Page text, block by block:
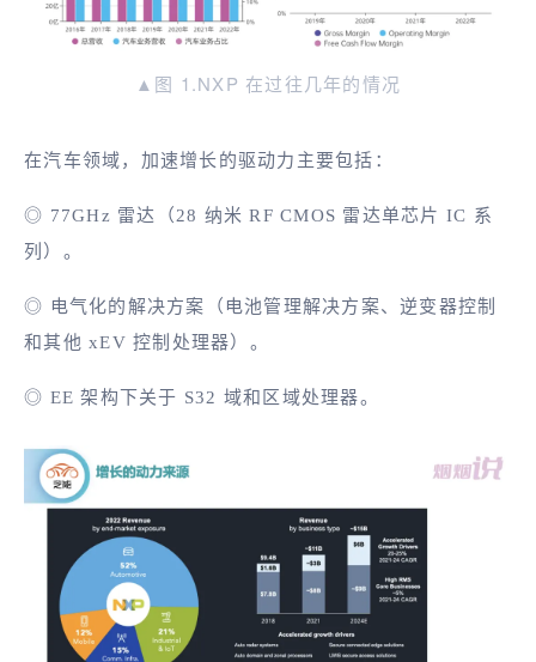
▲图 1.NXP 在过往几年的情况
在汽车领域，加速增长的驱动力主要包括：
◎ 77GHz 雷达（28 纳米 RF CMOS 雷达单芯片 IC 系
列）。
◎ 电气化的解决方案（电池管理解决方案、逆变器控制
和其他 xEV 控制处理器）。
◎ EE 架构下关于 S32 域和区域处理器。